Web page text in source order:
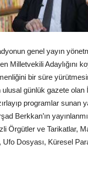
genel yayın
Milletvekili Adaylığını
bir süre
ulusal günlük gazete
programlar sunan
Berkkan’ın
Örgütler ve Tarikatlar,
Dosyası, Küresel